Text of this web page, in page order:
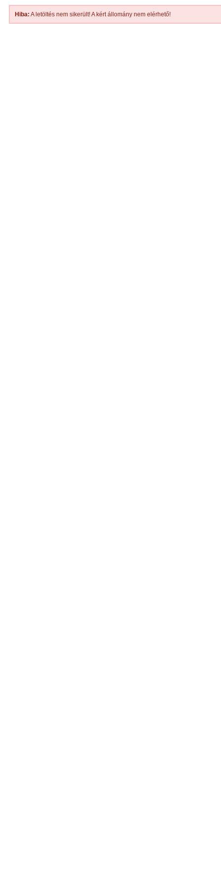
Hiba: A letöltés nem sikerült! A kért állomány nem elérhető!